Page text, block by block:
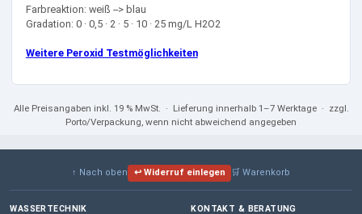
Farbreaktion: weiß --> blau
Gradation: 0 · 0,5 · 2 · 5 · 10 · 25 mg/L H2O2
Weitere Peroxid Testmöglichkeiten
Alle Preisangaben inkl. 19 % MwSt. · Lieferung innerhalb 1–7 Werktage · zzgl.
Porto/Verpackung, wenn nicht abweichend angegeben
↑ Nach oben ↩ Widerruf einlegen 🛒 Warenkorb
WASSERTECHNIK KONTAKT & BERATUNG